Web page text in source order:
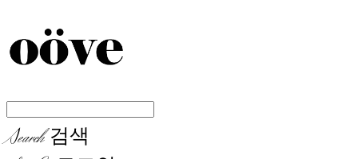
Search검색